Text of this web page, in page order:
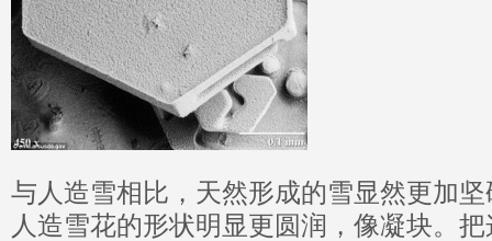
与人造雪相比，天然形成的雪显然更加
人造雪花的形状明显更圆润，像凝块。